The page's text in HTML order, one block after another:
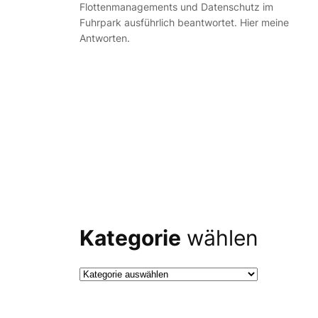
Flottenmanagements und Datenschutz im
Fuhrpark ausführlich beantwortet. Hier meine
Antworten.
Kategorie wählen